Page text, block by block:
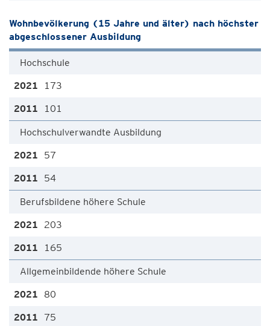
Wohnbevölkerung (15 Jahre und älter) nach höchster
abgeschlossener Ausbildung
Hochschule
173
101
Hochschulverwandte Ausbildung
57
54
Berufsbildene höhere Schule
203
165
Allgemeinbildende höhere Schule
80
75